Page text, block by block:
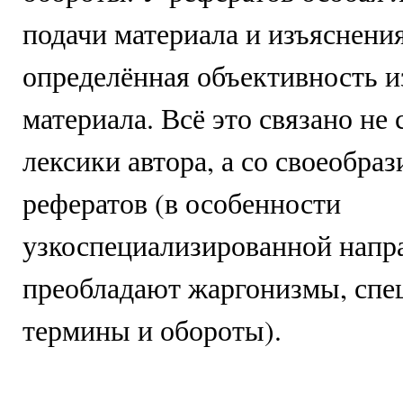
подачи материала и
определённая объективность
материала. Всё это связано не
лексики автора, а со
рефератов (в особенности
узкоспециализированной
преобладают жаргонизмы,
термины и обороты).